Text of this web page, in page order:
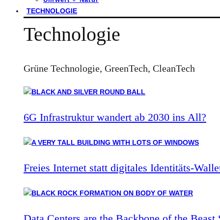
TECHNOLOGIE
Technologie
Grüne Technologie, GreenTech, CleanTech
6G Infrastruktur wandert ab 2030 ins All?
Freies Internet statt digitales Identitäts-